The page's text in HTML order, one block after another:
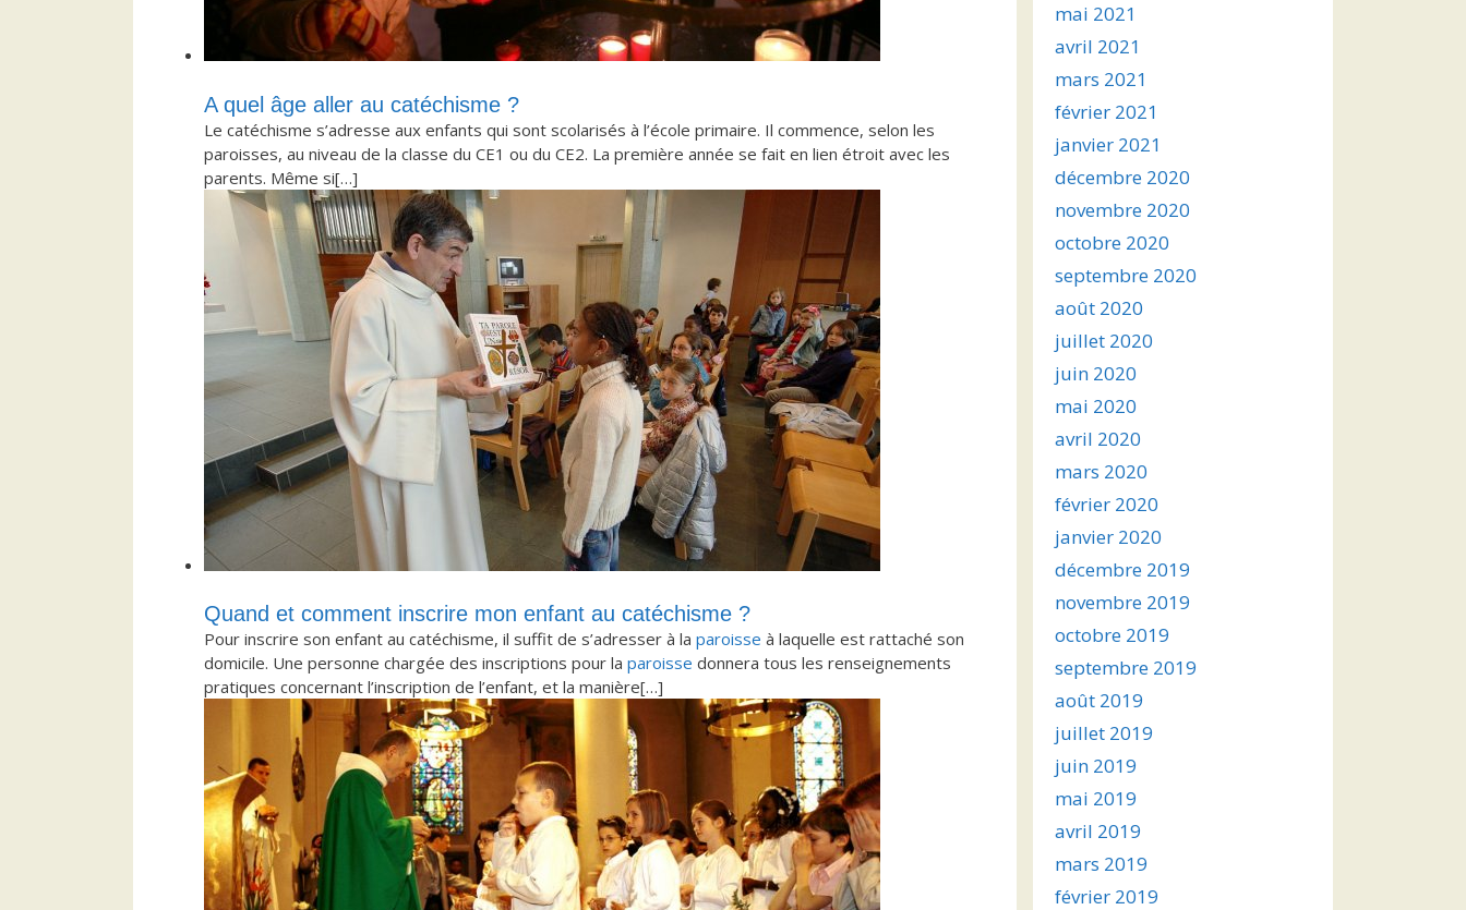
A quel âge aller au catéchisme ?
Le catéchisme s’adresse aux enfants qui sont scolarisés à l’école primaire. Il commence, selon les
paroisses, au niveau de la classe du CE1 ou du CE2. La première année se fait en lien étroit avec les
parents. Même si[…]
Quand et comment inscrire mon enfant au catéchisme ?
Pour inscrire son enfant au catéchisme, il suffit de s’adresser à la paroisse à laquelle est rattaché son
domicile. Une personne chargée des inscriptions pour la paroisse donnera tous les renseignements
pratiques concernant l’inscription de l’enfant, et la manière[…]
mai 2021
avril 2021
mars 2021
février 2021
janvier 2021
décembre 2020
novembre 2020
octobre 2020
septembre 2020
août 2020
juillet 2020
juin 2020
mai 2020
avril 2020
mars 2020
février 2020
janvier 2020
décembre 2019
novembre 2019
octobre 2019
septembre 2019
août 2019
juillet 2019
juin 2019
mai 2019
avril 2019
mars 2019
février 2019